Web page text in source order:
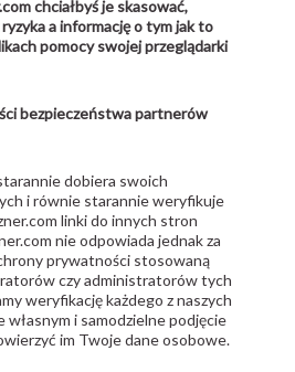
chciałbyś je skasować,
a informację o tym jak to
pomocy swojej przeglądarki
bezpieczeństwa partnerów
dobiera swoich
i równie starannie weryfikuje
linki do innych stron
nie odpowiada jednak za
prywatności stosowaną
czy administratorów tych
weryfikację każdego z naszych
i samodzielne podjęcie
im Twoje dane osobowe.